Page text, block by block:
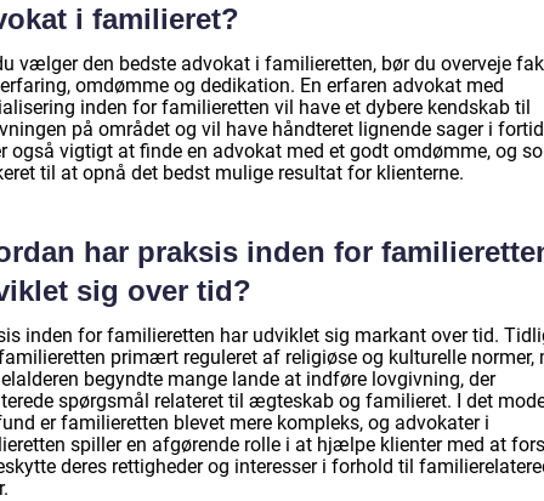
i familieret?
vælger den bedste advokat i familieretten, bør du overveje
omdømme og dedikation. En erfaren advokat med
inden for familieretten vil have et dybere kendskab til
på området og vil have håndteret lignende sager i
også vigtigt at finde en advokat med et godt omdømme, og
til at opnå det bedst mulige resultat for klienterne.
har praksis inden for
sig over tid?
inden for familieretten har udviklet sig markant over tid.
primært reguleret af religiøse og kulturelle normer,
begyndte mange lande at indføre lovgivning, der
spørgsmål relateret til ægteskab og familieret. I det
er familieretten blevet mere kompleks, og advokater i
spiller en afgørende rolle i at hjælpe klienter med at
deres rettigheder og interesser i forhold til